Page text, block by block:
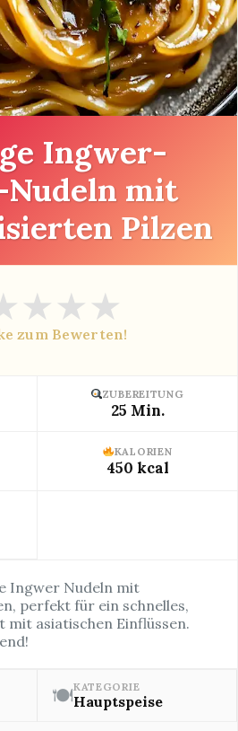
Ingwer-
Nudeln mit
Pilzen
★★★
zum Bewerten!
ZUBEREITUNG
25 Min.
KALORIEN
450 kcal
Ingwer Nudeln mit
perfekt für ein schnelles,
mit asiatischen Einflüssen.
🍽KATEGORIE
Hauptspeise